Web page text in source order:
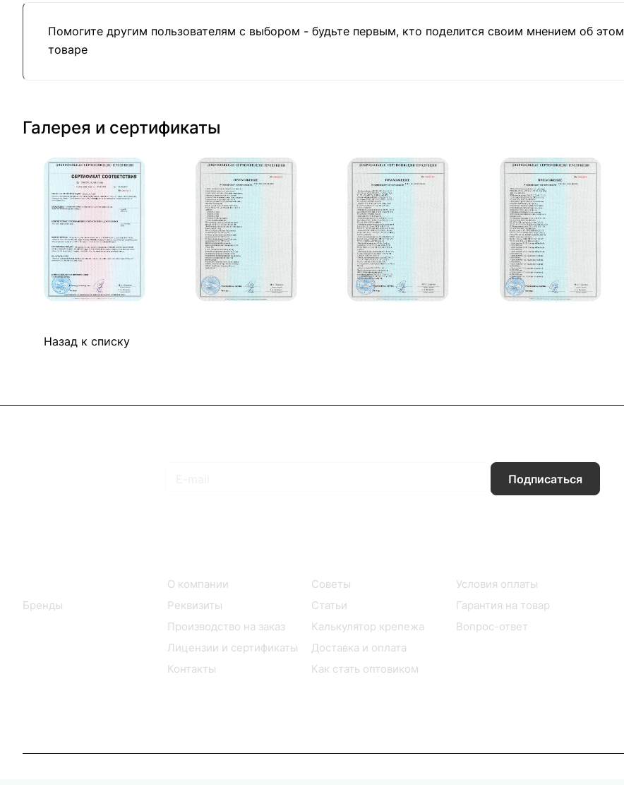
Помогите другим пользователям с выбором - будьте первым, кто поделится своим мнением об этом
товаре
Галерея и сертификаты
Назад к списку
Подписаться
Бренды
О компании
Реквизиты
Производство на заказ
Лицензии и сертификаты
Контакты
Советы
Статьи
Калькулятор крепежа
Доставка и оплата
Как стать оптовиком
Условия оплаты
Гарантия на товар
Вопрос-ответ